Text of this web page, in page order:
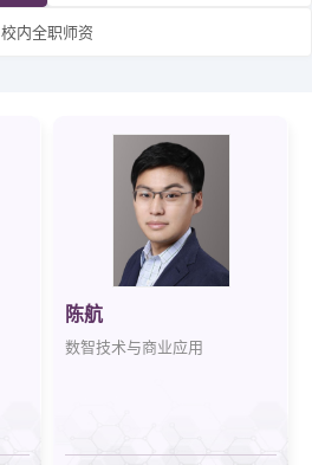
校内全职师资
陈航
数智技术与商业应用